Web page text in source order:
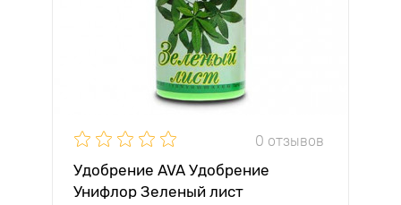
0 отзывов
Удобрение AVA Удобрение
Унифлор Зеленый лист